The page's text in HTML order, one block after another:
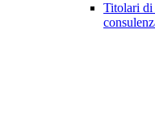
Titolari di